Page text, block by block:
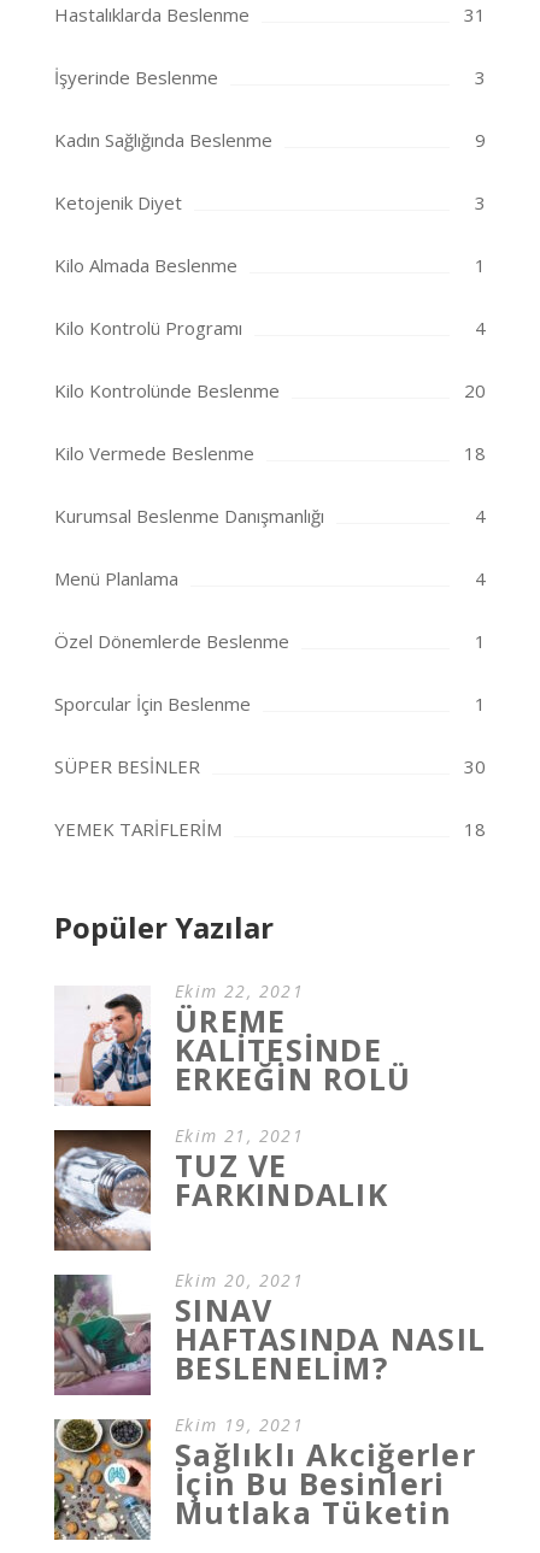
Hastalıklarda Beslenme 31
İşyerinde Beslenme 3
Kadın Sağlığında Beslenme 9
Ketojenik Diyet 3
Kilo Almada Beslenme 1
Kilo Kontrolü Programı 4
Kilo Kontrolünde Beslenme 20
Kilo Vermede Beslenme 18
Kurumsal Beslenme Danışmanlığı 4
Menü Planlama 4
Özel Dönemlerde Beslenme 1
Sporcular İçin Beslenme 1
SÜPER BESİNLER 30
YEMEK TARİFLERİM 18
Popüler Yazılar
Ekim 22, 2021
ÜREME
KALİTESİNDE
ERKEĞİN ROLÜ
Ekim 21, 2021
TUZ VE
FARKINDALIK
Ekim 20, 2021
SINAV
HAFTASINDA NASIL
BESLENELİM?
Ekim 19, 2021
Sağlıklı Akciğerler
İçin Bu Besinleri
Mutlaka Tüketin